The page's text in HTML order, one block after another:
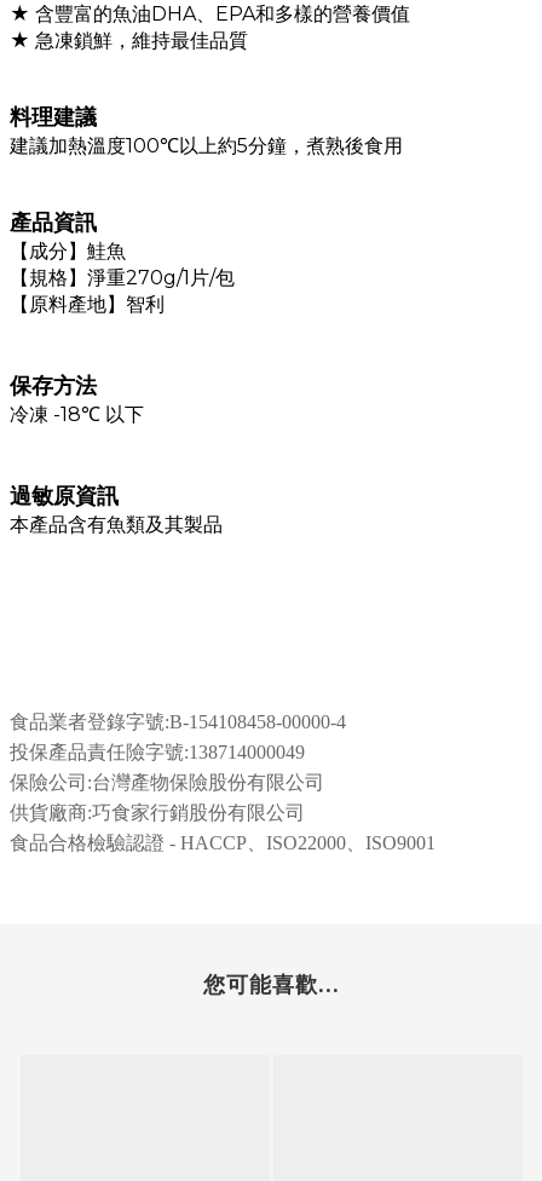
★ 含豐富的魚油DHA、EPA和多樣的營養價值
★ 急凍鎖鮮，維持最佳品質
料理建議
建議加熱溫度100℃以上約5分鐘，煮熟後食用
產品資訊
【成分】鮭魚
【規格】 淨重270g/1片/包
【原料產地】智利
保存方法
冷凍 -18℃ 以下
過敏原資訊
本產品含有魚類及其製品
食品業者登錄字號:B-154108458-00000-4
投保產品責任險字號:138714000049
保險公司:台灣產物保險股份有限公司
供貨廠商:巧食家行銷股份有限公司
食品合格檢驗認證 - HACCP、ISO22000、ISO9001
您可能喜歡...